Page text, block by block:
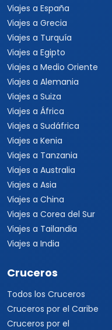
Viajes a España
Viajes a Grecia
Viajes a Turquía
Viajes a Egipto
Viajes a Medio Oriente
Viajes a Alemania
Viajes a Suiza
Viajes a África
Viajes a Sudáfrica
Viajes a Kenia
Viajes a Tanzania
Viajes a Australia
Viajes a Asia
Viajes a China
Viajes a Corea del Sur
Viajes a Tailandia
Viajes a India
Cruceros
Todos los Cruceros
Cruceros por el Caribe
Cruceros por el